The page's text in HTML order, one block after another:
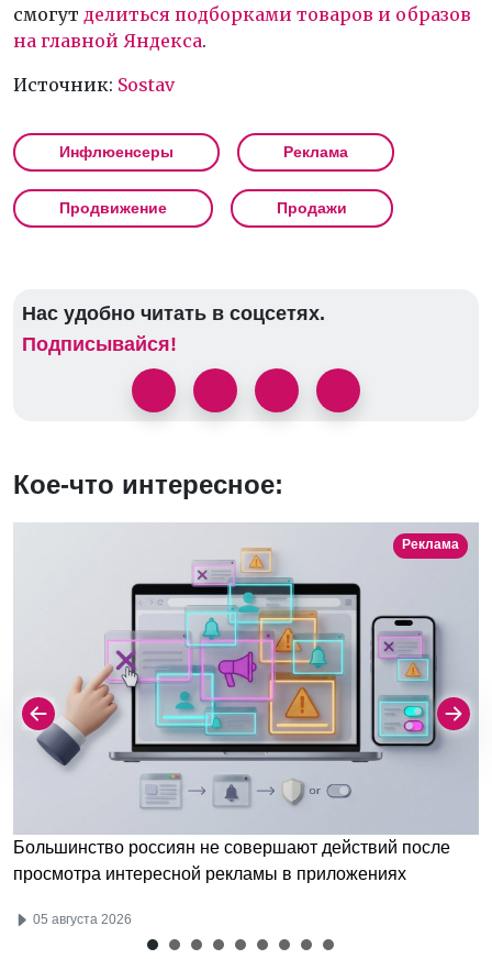
смогут делиться подборками товаров и образов
на главной Яндекса.
Источник: Sostav
Инфлюенсеры Реклама
Продвижение Продажи
Нас удобно читать в соцсетях.
Подписывайся!
Кое-что интересное:
Реклама
Большинство россиян не совершают действий после
просмотра интересной рекламы в приложениях
05 августа 2026